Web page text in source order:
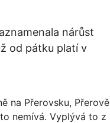
nárůst
od pátku platí v
na Přerovsku, Přerově
nemívá. Vyplývá to z